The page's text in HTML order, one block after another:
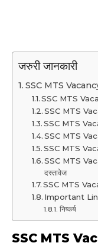
जरुरी जानकारी
SSC MTS
SSC MTS
SSC MTS
SSC MTS
SSC MTS
SSC MTS
SSC MTS
दस्तावेज
SSC MTS
Important
निष्कर्ष
SSC MTS